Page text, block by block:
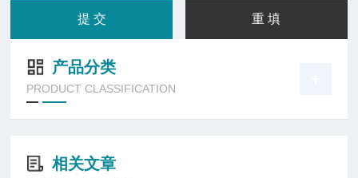
产品分类
PRODUCT CLASSIFICATION
相关文章